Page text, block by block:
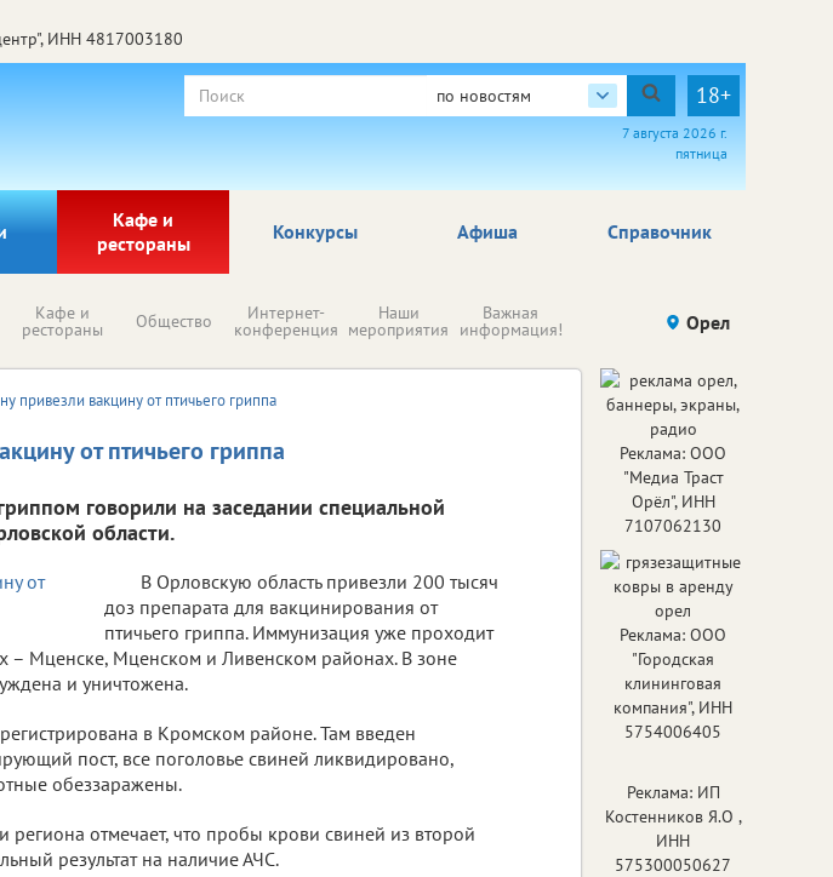
ИНН 4817003180
по новостям 18+
7 августа 2026 г.
пятница
Кафе и
рестораны
Афиша Справочник
Конкурсы
Кафе и
рестораны Общество Интернет-
конференция
Наши
мероприятия
Важная
информация! Происшествия Здоровье
Орел
привезли вакцину от птичьего гриппа
от птичьего гриппа
говорили на заседании специальной
области.
В Орловскую область привезли 200 тысяч
доз препарата для вакцинирования от
птичьего гриппа. Иммунизация уже проходит
– Мценске, Мценском и Ливенском районах. В зоне
и уничтожена.
в Кромском районе. Там введен
пост, все поголовье свиней ликвидировано,
обеззаражены.
региона отмечает, что пробы крови свиней из второй
результат на наличие АЧС.
Реклама: ООО
"Медиа Траст
Орёл", ИНН
7107062130
Реклама: ООО
"Городская
клининговая
компания", ИНН
5754006405
Реклама: ИП
Костенников Я.О ,
ИНН
575300050627